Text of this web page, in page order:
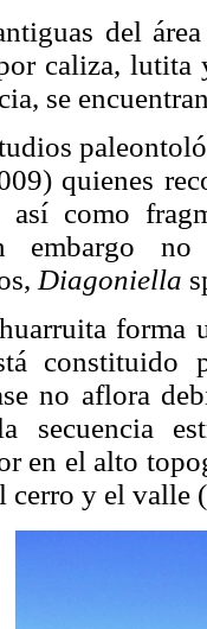
del
caliza, lutita
se
quienes
así como
embargo
Diagoniella
forma
constituido
no aflora
secuencia
en el alto
cerro y el valle (